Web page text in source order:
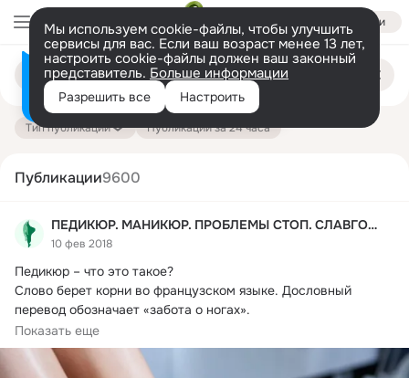
Войти
Мы используем cookie-файлы, чтобы улучшить
сервисы для вас. Если ваш возраст менее 13 лет,
настроить cookie-файлы должен ваш законный
представитель. Больше информации
Разрешить все Настроить
Поиск
публикациям
Тип публикации Публикации за 24 часа
Публикации9600
ПЕДИКЮР. МАНИКЮР. ПРОБЛЕМЫ СТОП. СЛАВГОРОД
10 фев 2018
Педикюр – что это такое?
Слово берет корни во французском языке. Дословный
перевод обозначает «забота о ногах».
Результат «заботы»...
Показать еще
Информация о контенте
на платформе — здесь